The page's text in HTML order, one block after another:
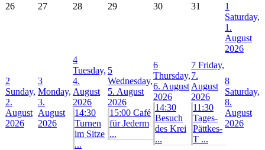
26
27 28 29 30 31
1
Saturday,
1.
August
2026
2
Sunday,
2.
August
2026
3
Monday,
3.
August
2026
4
Tuesday,
4.
August
2026
14:30
Turnen
im Sitze
...
5
Wednesday,
5. August
2026
15:00 Café
für Jederm
...
6
Thursday,
6. August
2026
14:30
Besuch
des Krei
...
7 Friday,
7.
August
2026
11:30
Tages-
Pättkes-
T ...
8
Saturday,
8.
August
2026